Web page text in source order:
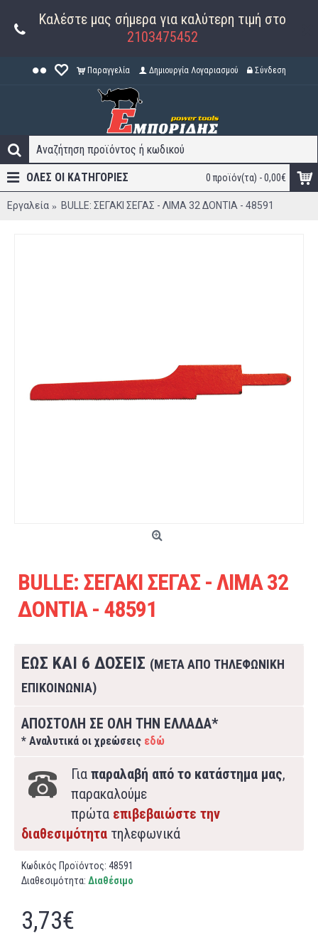
Καλέστε μας σήμερα για καλύτερη τιμή στο
2103475452
Παραγγελία Δημιουργία Λογαριασμού Σύνδεση
0 προϊόν(τα) - 0,00€
ΟΛΕΣ ΟΙ ΚΑΤΗΓΟΡΊΕΣ
Εργαλεία BULLE: ΣΕΓΑΚΙ ΣΕΓΑΣ - ΛΙΜΑ 32 ΔΟΝΤΙΑ - 48591
BULLE: ΣΕΓΑΚΙ ΣΕΓΑΣ - ΛΙΜΑ 32
ΔΟΝΤΙΑ - 48591
ΕΩΣ ΚΑΙ 6 ΔΟΣΕΙΣ (ΜΕΤΑ ΑΠΟ ΤΗΛΕΦΩΝΙΚΗ
ΕΠΙΚΟΙΝΩΝΙΑ)
ΑΠΟΣΤΟΛΗ ΣΕ ΟΛΗ ΤΗΝ ΕΛΛΑΔΑ*
* Αναλυτικά οι χρεώσεις εδώ
Για παραλαβή από το κατάστημα μας,
παρακαλούμε
πρώτα επιβεβαιώστε την
διαθεσιμότητα τηλεφωνικά
Κωδικός Προϊόντος: 48591
Διαθεσιμότητα: Διαθέσιμο
3,73€